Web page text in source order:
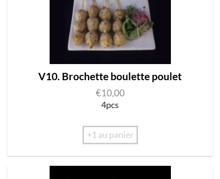
V10. Brochette boulette poulet
€10,00
4pcs
+1 au panier